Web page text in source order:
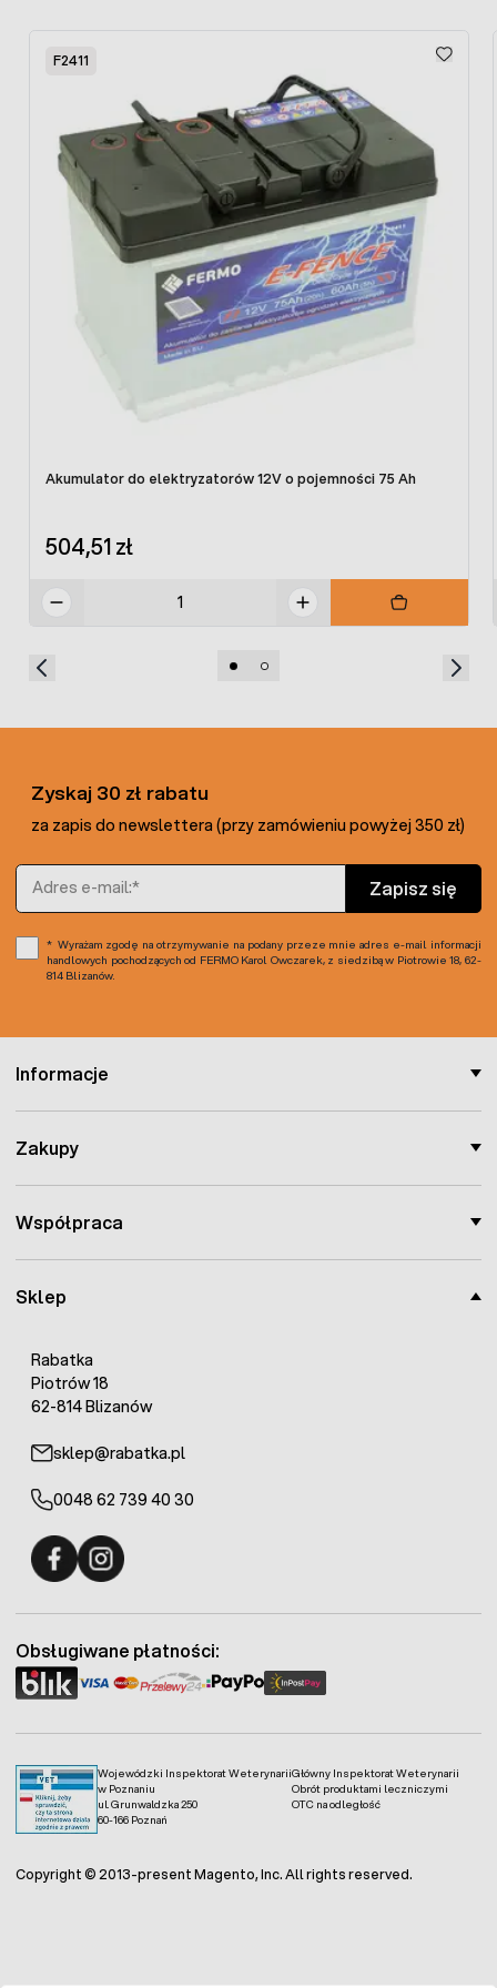
Urządzenie odpowiada wymaganym normom Unii
Europejskiej (CE)
F2411
Akumulator do elektryzatorów 12V o pojemności 75 Ah
504,51 zł
Sklep
Rabatka
Piotrów 18
62-814 Blizanów
sklep@rabatka.pl
0048 62 739 40 30
Informacje
Zakupy
Współpraca
Zyskaj 30 zł rabatu
za zapis do newslettera (przy zamówieniu powyżej 350 zł)
Adres e-mail
Zapisz się
Wyrażam zgodę na otrzymywanie na podany przeze mnie adres e-mail informacji
handlowych pochodzących od FERMO Karol Owczarek, z siedzibą w Piotrowie 18, 62-
814 Blizanów.
Wojewódzki Inspektorat Weterynarii
w Poznaniu
ul. Grunwaldzka 250
60-166 Poznań
Główny Inspektorat Weterynarii
Obrót produktami leczniczymi
OTC na odległość
Obsługiwane płatności:
Copyright © 2013-present Magento, Inc. All rights reserved.